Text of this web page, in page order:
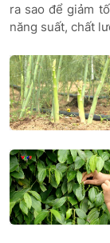
ra sao để giảm
năng suất, chất